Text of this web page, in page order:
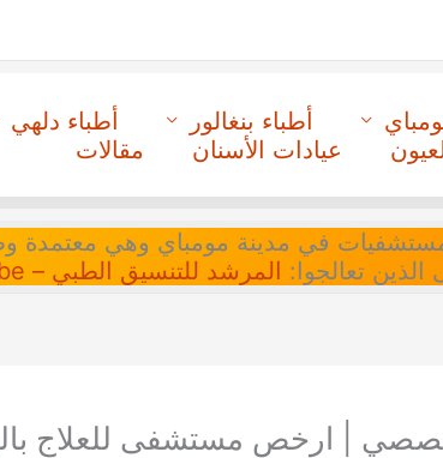
أطباء بنغالور
أطباء دلهي
عيادات الأسنان مقالات
مستشفيات في مدينة مومباي وهي معتمدة
الذين تعالجوا: المرشد للتنسيق الطبي – YouTube
| ارخص مستشفى للعلاج